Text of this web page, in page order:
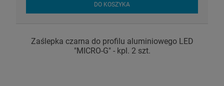
DO KOSZYKA
Zaślepka czarna do profilu aluminiowego LED
"MICRO-G" - kpl. 2 szt.